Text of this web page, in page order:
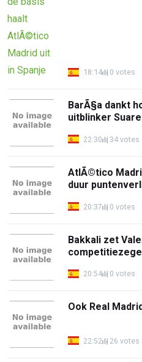
18:14 0 votes
BarÃ§a dankt
uitblinker
22:30 34 votes
AtlÃ©tico
duur
20:37 0 votes
Bakkali zet
competitiezege
20:54 0 votes
Ook Real
22:52 26 votes